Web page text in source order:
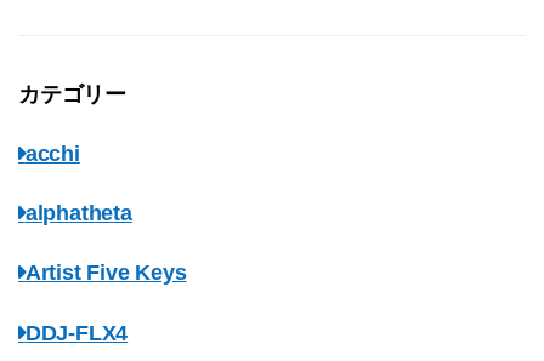
カテゴリー
acchi
alphatheta
Artist Five Keys
DDJ-FLX4